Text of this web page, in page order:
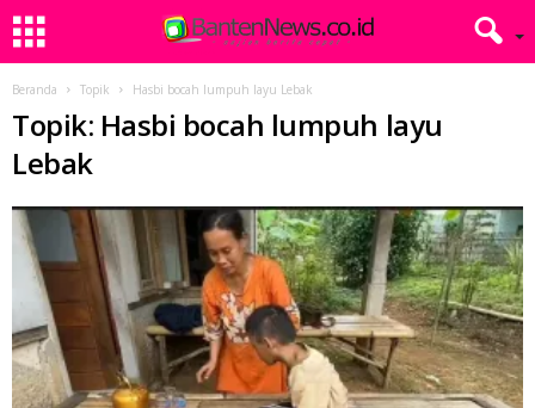
Beranda Topik Hasbi bocah lumpuh layu Lebak
Topik: Hasbi bocah lumpuh layu
Lebak